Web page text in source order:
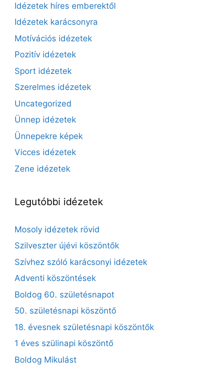
Idézetek híres emberektől
Idézetek karácsonyra
Motívációs idézetek
Pozitív idézetek
Sport idézetek
Szerelmes idézetek
Uncategorized
Ünnep idézetek
Ünnepekre képek
Vicces idézetek
Zene idézetek
Legutóbbi idézetek
Mosoly idézetek rövid
Szilveszter újévi köszöntők
Szívhez szóló karácsonyi idézetek
Adventi köszöntések
Boldog 60. születésnapot
50. születésnapi köszöntő
18. évesnek születésnapi köszöntők
1 éves szülinapi köszöntő
Boldog Mikulást